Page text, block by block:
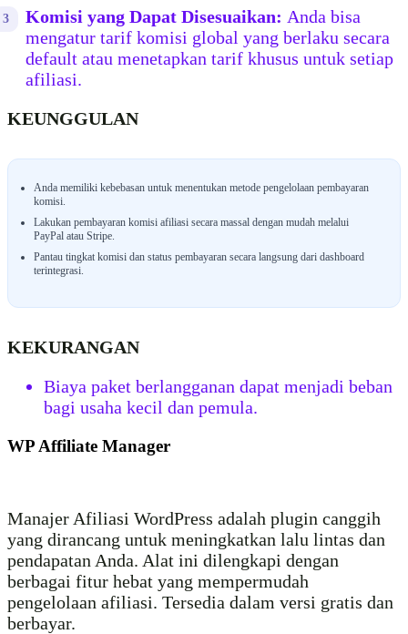
Komisi yang Dapat Disesuaikan: Anda bisa
mengatur tarif komisi global yang berlaku secara
default atau menetapkan tarif khusus untuk setiap
afiliasi.
KEUNGGULAN
Anda memiliki kebebasan untuk menentukan metode pengelolaan pembayaran
komisi.
Lakukan pembayaran komisi afiliasi secara massal dengan mudah melalui
PayPal atau Stripe.
Pantau tingkat komisi dan status pembayaran secara langsung dari dashboard
terintegrasi.
KEKURANGAN
Biaya paket berlangganan dapat menjadi beban
bagi usaha kecil dan pemula.
WP Affiliate Manager
Manajer Afiliasi WordPress adalah plugin canggih
yang dirancang untuk meningkatkan lalu lintas dan
pendapatan Anda. Alat ini dilengkapi dengan
berbagai fitur hebat yang mempermudah
pengelolaan afiliasi. Tersedia dalam versi gratis dan
berbayar.